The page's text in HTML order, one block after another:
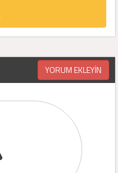
YORUM EKLEYİN